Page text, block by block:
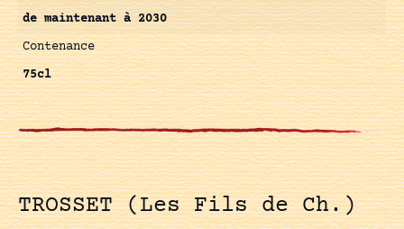
de maintenant à 2030
Contenance
75cl
TROSSET (Les Fils de Ch.)